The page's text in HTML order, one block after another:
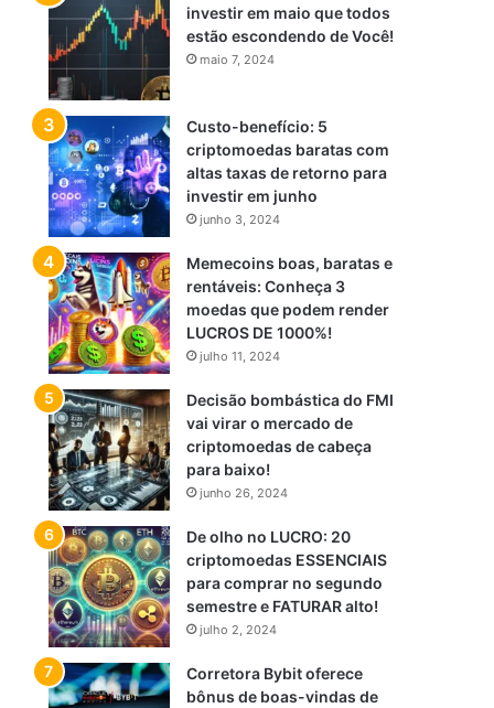
investir em maio que todos
estão escondendo de Você!
maio 7, 2024
Custo-benefício: 5
criptomoedas baratas com
altas taxas de retorno para
investir em junho
junho 3, 2024
Memecoins boas, baratas e
rentáveis: Conheça 3
moedas que podem render
LUCROS DE 1000%!
julho 11, 2024
Decisão bombástica do FMI
vai virar o mercado de
criptomoedas de cabeça
para baixo!
junho 26, 2024
De olho no LUCRO: 20
criptomoedas ESSENCIAIS
para comprar no segundo
semestre e FATURAR alto!
julho 2, 2024
Corretora Bybit oferece
bônus de boas-vindas de